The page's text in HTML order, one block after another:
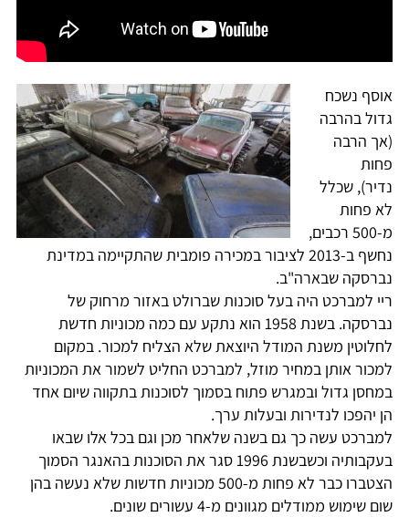
אוסף נשכח
גדול בהרבה
(אך הרבה
פחות
נדיר), שכלל
לא פחות
מ-500 רכבים,
נחשף ב-2013 לציבור במכירה פומבית שהתקיימה במדינת
נברסקה שבארה"ב.
ריי למברכט היה בעל סוכנות שברולט באזור מרחוק של
נברסקה. בשנת 1958 הוא נתקע עם כמה מכוניות חדשת
לחלוטין משנת המודל היוצאת שלא הצליח למכור. במקום
למכור אותן במחיר מוזל, למברכט החליט לשמור את המכוניות
במחסן גדול ובמגרש פתוח בסמוך לסוכנות בתקווה שיום אחד
הן יהפכו לנדירות ובעלות ערך.
למברכט עשה כך גם בשנה שלאחר מכן וגם בכל אלו שבאו
בעקבותיה וכשבשנת 1996 סגר את הסוכנות בהאנגר הסמוך
הצטברו כבר לא פחות מ-500 מכוניות חדשות שלא נעשה בהן
שום שימוש ממודלים מגוונים מ-4 עשורים שונים.